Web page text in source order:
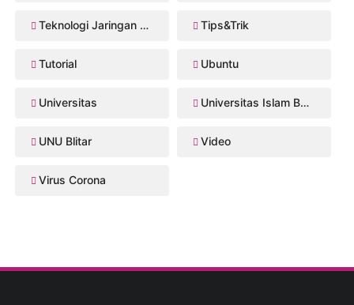
Teknologi Jaringan Kabel dan Nirkabel Tips&Trik
Tutorial Ubuntu
Universitas Universitas Islam Balitar
UNU Blitar Video
Virus Corona